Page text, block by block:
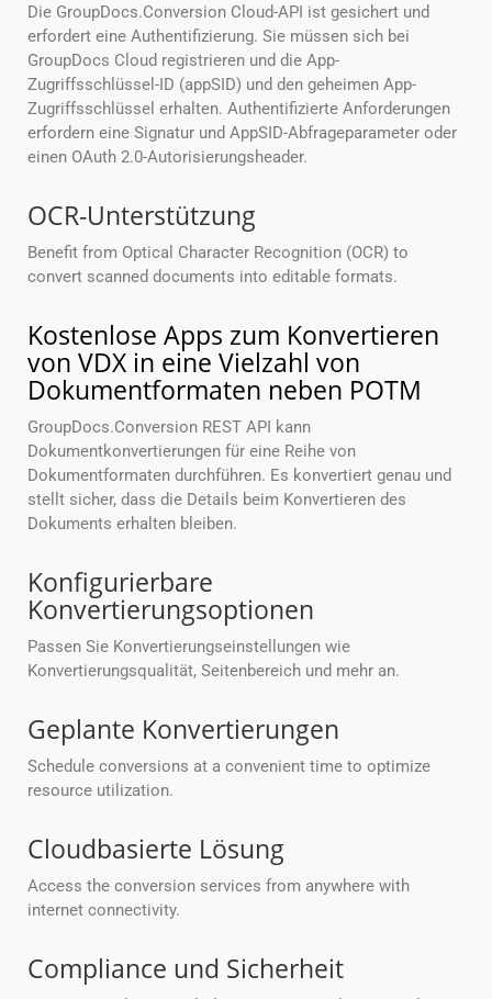
Die GroupDocs.Conversion Cloud-API ist gesichert und
erfordert eine Authentifizierung. Sie müssen sich bei
GroupDocs Cloud registrieren und die App-
Zugriffsschlüssel-ID (appSID) und den geheimen App-
Zugriffsschlüssel erhalten. Authentifizierte Anforderungen
erfordern eine Signatur und AppSID-Abfrageparameter oder
einen OAuth 2.0-Autorisierungsheader.
OCR-Unterstützung
Benefit from Optical Character Recognition (OCR) to
convert scanned documents into editable formats.
Kostenlose Apps zum Konvertieren
von VDX in eine Vielzahl von
Dokumentformaten neben POTM
GroupDocs.Conversion REST API kann
Dokumentkonvertierungen für eine Reihe von
Dokumentformaten durchführen. Es konvertiert genau und
stellt sicher, dass die Details beim Konvertieren des
Dokuments erhalten bleiben.
Konfigurierbare
Konvertierungsoptionen
Passen Sie Konvertierungseinstellungen wie
Konvertierungsqualität, Seitenbereich und mehr an.
Geplante Konvertierungen
Schedule conversions at a convenient time to optimize
resource utilization.
Cloudbasierte Lösung
Access the conversion services from anywhere with
internet connectivity.
Compliance und Sicherheit